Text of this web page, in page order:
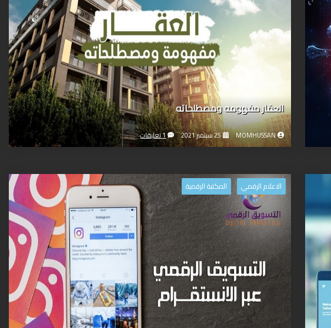
العقار مفهومه ومصطلحاته
MOMHUSSAN 25 سبتمبر 2021 1 تعليقات
الاعلام الرقمي المكتبة الرقمية